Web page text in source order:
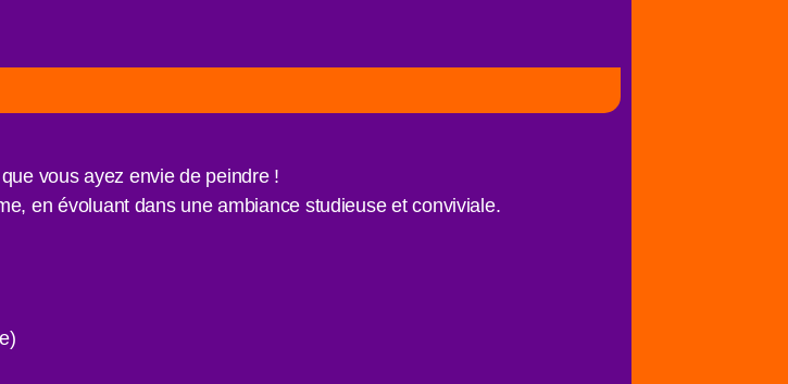
vous ayez envie de peindre !
en évoluant dans une ambiance studieuse et conviviale.